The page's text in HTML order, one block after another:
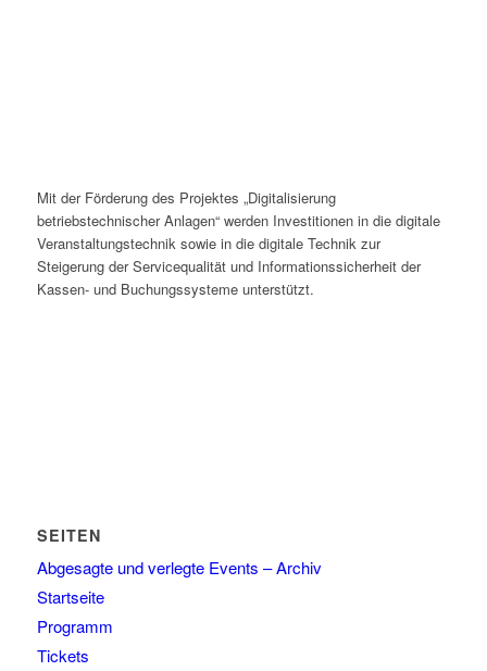
Mit der Förderung des Projektes „Digitalisierung
betriebstechnischer Anlagen“ werden Investitionen in die digitale
Veranstaltungstechnik sowie in die digitale Technik zur
Steigerung der Servicequalität und Informationssicherheit der
Kassen- und Buchungssysteme unterstützt.
SEITEN
Abgesagte und verlegte Events – Archiv
Startseite
Programm
Tickets